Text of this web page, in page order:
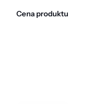
Cena produktu